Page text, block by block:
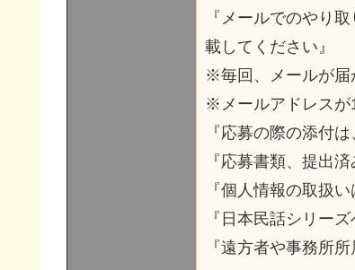
『メールでのやり
載してください』
※毎回、メールが届
※メールアドレスが
『応募の際の添付
『応募書類、提出
『個人情報の取扱
『日本民話シリー
『遠方者や事務所